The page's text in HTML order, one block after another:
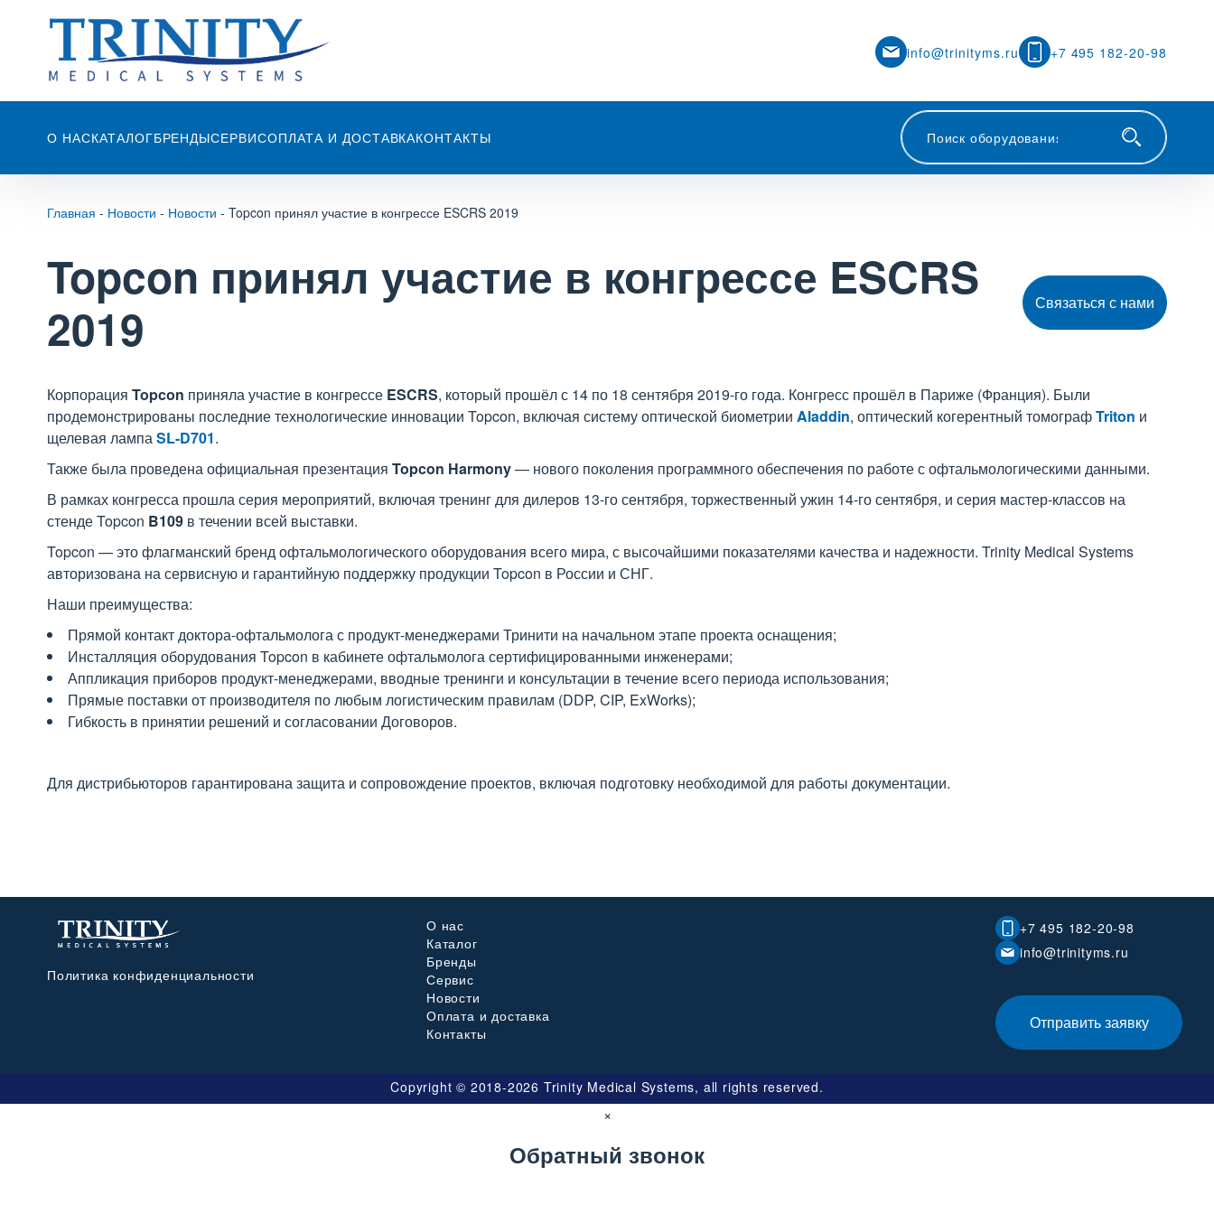
info@trinityms.ru +7 495 182-20-98
О НАСКАТАЛОГБРЕНДЫСЕРВИСОПЛАТА И ДОСТАВКАКОНТАКТЫ
Главная - Новости - Новости - Topcon принял участие в конгрессе ESCRS 2019
Topcon принял участие в конгрессе ESCRS
2019
Связаться с нами
Корпорация Topcon приняла участие в конгрессе ESCRS, который прошёл с 14 по 18 сентября 2019-го года. Конгресс прошёл в Париже (Франция). Были
продемонстрированы последние технологические инновации Topcon, включая систему оптической биометрии Aladdin, оптический когерентный томографTriton и
щелевая лампаSL-D701.
Также была проведена официальная презентация Topcon Harmony— нового поколения программного обеспечения по работе с офтальмологическими данными.
В рамках конгресса прошла серия мероприятий, включая тренинг для дилеров 13-го сентября, торжественный ужин 14-го сентября, и серия мастер-классов на
стенде Topcon B109 в течении всей выставки.
Topcon — это флагманский бренд офтальмологического оборудования всего мира, с высочайшими показателями качества и надежности. Trinity Medical Systems
авторизована на сервисную и гарантийную поддержку продукции Topcon в России и СНГ.
Наши преимущества:
Прямой контакт доктора-офтальмолога с продукт-менеджерами Тринити на начальном этапе проекта оснащения;
Инсталляция оборудования Topcon в кабинете офтальмолога сертифицированными инженерами;
Аппликация приборов продукт-менеджерами, вводные тренинги и консультации в течение всего периода использования;
Прямые поставки от производителя по любым логистическим правилам (DDP, CIP, ExWorks);
Гибкость в принятии решений и согласовании Договоров.
Для дистрибьюторов гарантирована защита и сопровождение проектов, включая подготовку необходимой для работы документации.
Политика конфиденциальности
О нас
Каталог
Бренды
Сервис
Новости
Оплата и доставка
Контакты
+7 495 182-20-98
info@trinityms.ru
Отправить заявку
Copyright © 2018-2026 Trinity Medical Systems, all rights reserved.
×
Обратный звонок